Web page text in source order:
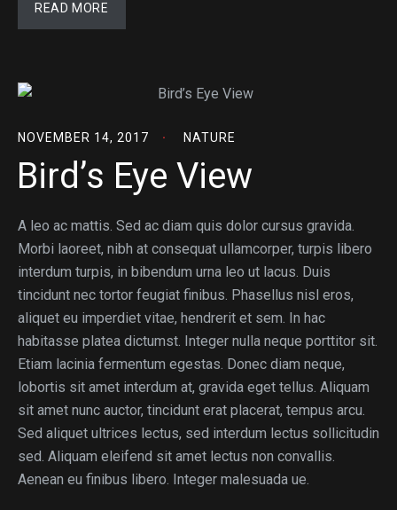
READ MORE
NOVEMBER 14, 2017 NATURE
Bird’s Eye View
A leo ac mattis. Sed ac diam quis dolor cursus gravida.
Morbi laoreet, nibh at consequat ullamcorper, turpis libero
interdum turpis, in bibendum urna leo ut lacus. Duis
tincidunt nec tortor feugiat finibus. Phasellus nisl eros,
aliquet eu imperdiet vitae, hendrerit et sem. In hac
habitasse platea dictumst. Integer nulla neque porttitor sit.
Etiam lacinia fermentum egestas. Donec diam neque,
lobortis sit amet interdum at, gravida eget tellus. Aliquam
sit amet nunc auctor, tincidunt erat placerat, tempus arcu.
Sed aliquet ultrices lectus, sed interdum lectus sollicitudin
sed. Aliquam eleifend sit amet lectus non convallis.
Aenean eu finibus libero. Integer malesuada ue.